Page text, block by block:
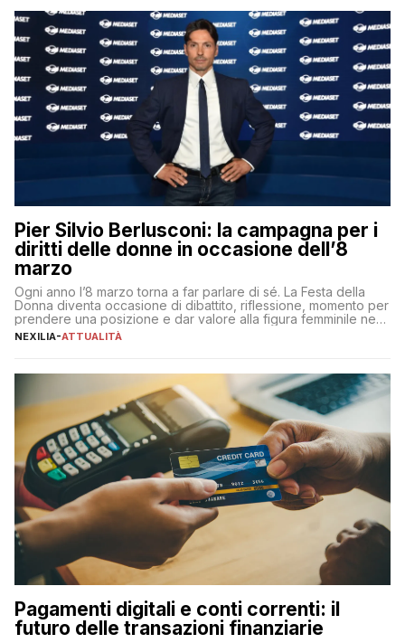
Pier Silvio Berlusconi: la campagna per i
diritti delle donne in occasione dell’8
marzo
Ogni anno l’8 marzo torna a far parlare di sé. La Festa della
Donna diventa occasione di dibattito, riflessione, momento per
prendere una posizione e dar valore alla figura femminile nella
sua complessità e crucialità. A lanciare un messaggio “forte e
NEXILIA-ATTUALITÀ
Pagamenti digitali e conti correnti: il
futuro delle transazioni finanziarie